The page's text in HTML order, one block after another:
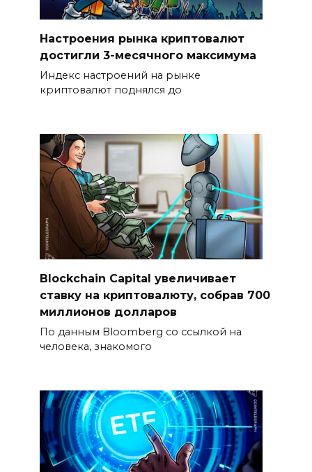
Настроения рынка криптовалют
достигли 3-месячного максимума
Индекс настроений на рынке
криптовалют поднялся до
Blockchain Capital увеличивает
ставку на криптовалюту, собрав 700
миллионов долларов
По данным Bloomberg со ссылкой на
человека, знакомого